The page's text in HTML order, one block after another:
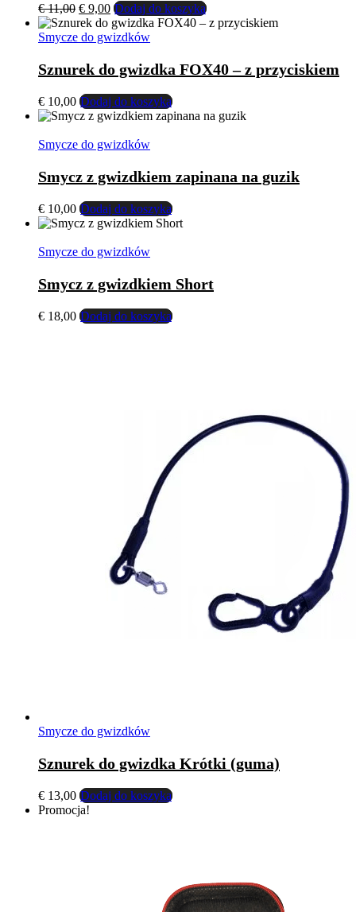
€11,00 Pierwotna
cena
wynosiła:
€ 9,00Aktualna
cena
wynosi:
Dodaj do koszyka
Smycze do gwizdków
Sznurek do gwizdka FOX40 – z przyciskiem
€ 10,00 Dodaj do koszyka
Smycze do gwizdków
Smycz z gwizdkiem zapinana na guzik
€ 10,00 Dodaj do koszyka
Smycze do gwizdków
Smycz z gwizdkiem Short
€ 18,00 Dodaj do koszyka
Smycze do gwizdków
Sznurek do gwizdka Krótki (guma)
€ 13,00 Dodaj do koszyka
Promocja!